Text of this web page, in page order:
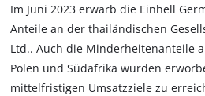
Im Juni 2023 erwarb die Einhell
Anteile an der thailändischen
Ltd.. Auch die Minderheitenanteile
Polen und Südafrika wurden
mittelfristigen Umsatzziele zu